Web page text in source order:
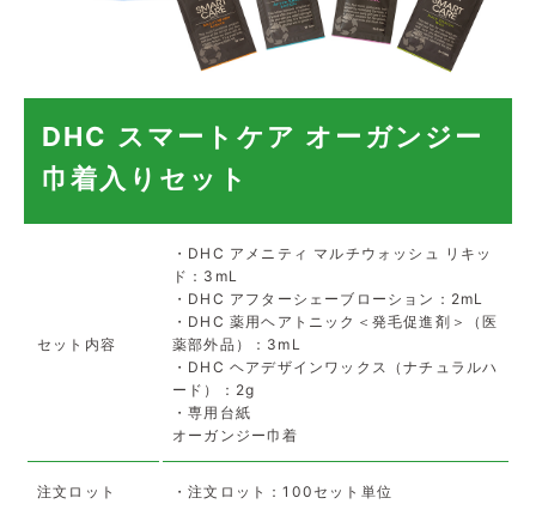
DHC スマートケア オーガンジー
巾着入りセット
セット内容
・DHC アメニティ マルチウォッシュ リキッ
ド：3mL
・DHC アフターシェーブローション：2mL
・DHC 薬用ヘアトニック＜発毛促進剤＞（医
薬部外品）：3mL
・DHC ヘアデザインワックス（ナチュラルハ
ード）：2g
・専用台紙
オーガンジー巾着
注文ロット ・注文ロット：100セット単位